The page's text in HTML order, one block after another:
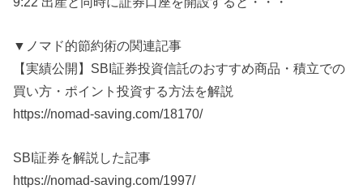
▼ノマド的節約術の関連記事
【実績公開】SBI証券投資信託のおすすめ商品・積立での
買い方・ポイント投資する方法を解説
https://nomad-saving.com/18170/
SBI証券を解説した記事
https://nomad-saving.com/1997/